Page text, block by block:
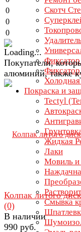
Скотч
Фиксатор
Холодная
Покраска и
Tectyl
Жидкая
Лаки
Мовиль и
Смывка
0
0
0
Покупатели,
алюминий, также
Колпак литого
(0)
В наличии
990 руб.